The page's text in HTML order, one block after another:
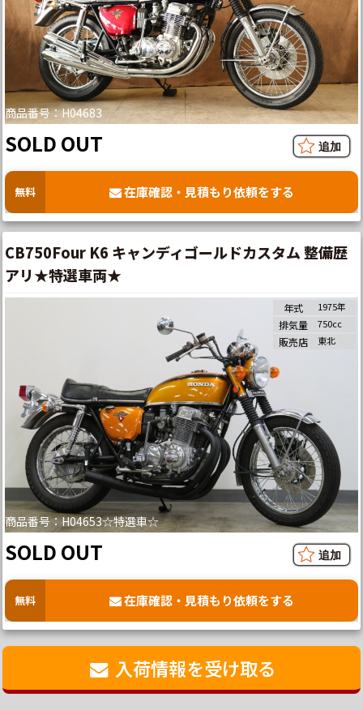
商品番号：H04683
SOLD OUT
無料 在庫確認・見積もり依頼をする
CB750Four K6 キャンディゴールドカスタム 整備歴
アリ★特選車両★
商品番号：H04653☆特選車☆
年式 1975年
排気量 750cc
販売店 東北
SOLD OUT
無料 在庫確認・見積もり依頼をする
入荷情報を受け取る